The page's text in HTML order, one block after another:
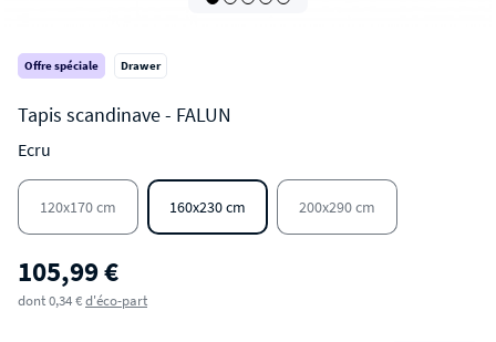
Offre spéciale Drawer
FALUN
Tapis scandinave
Ecru
120x170 cm 160x230 cm 200x290 cm
105,99 €
dont 0,34 €d'éco-part